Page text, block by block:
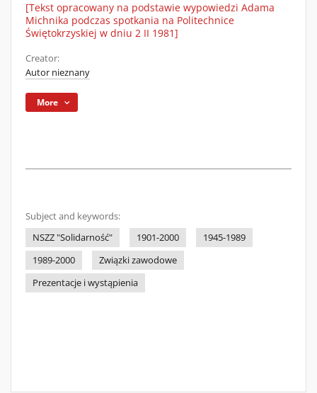
[Tekst opracowany na podstawie wypowiedzi Adama
Michnika podczas spotkania na Politechnice
Świętokrzyskiej w dniu 2 II 1981]
Creator:
Autor nieznany
More
Subject and keywords:
NSZZ "Solidarność"
1901-2000
1945-1989
1989-2000
Związki zawodowe
Prezentacje i wystąpienia